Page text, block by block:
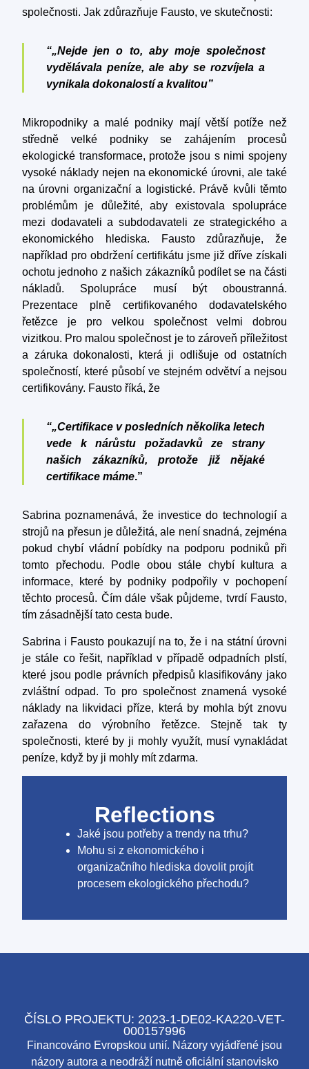
společnosti. Jak zdůrazňuje Fausto, ve skutečnosti:
“„Nejde jen o to, aby moje společnost
vydělávala peníze, ale aby se rozvíjela a
vynikala dokonalostí a kvalitou”
Mikropodniky a malé podniky mají větší potíže než
středně velké podniky se zahájením procesů
ekologické transformace, protože jsou s nimi spojeny
vysoké náklady nejen na ekonomické úrovni, ale také
na úrovni organizační a logistické. Právě kvůli těmto
problémům je důležité, aby existovala spolupráce
mezi dodavateli a subdodavateli ze strategického a
ekonomického hlediska. Fausto zdůrazňuje, že
například pro obdržení certifikátu jsme již dříve získali
ochotu jednoho z našich zákazníků podílet se na části
nákladů. Spolupráce musí být oboustranná.
Prezentace plně certifikovaného dodavatelského
řetězce je pro velkou společnost velmi dobrou
vizitkou. Pro malou společnost je to zároveň příležitost
a záruka dokonalosti, která ji odlišuje od ostatních
společností, které působí ve stejném odvětví a nejsou
certifikovány. Fausto říká, že
“„Certifikace v posledních několika letech
vede k nárůstu požadavků ze strany
našich zákazníků, protože již nějaké
certifikace máme.”
Sabrina poznamenává, že investice do technologií a
strojů na přesun je důležitá, ale není snadná, zejména
pokud chybí vládní pobídky na podporu podniků při
tomto přechodu. Podle obou stále chybí kultura a
informace, které by podniky podpořily v pochopení
těchto procesů. Čím dále však půjdeme, tvrdí Fausto,
tím zásadnější tato cesta bude.
Sabrina i Fausto poukazují na to, že i na státní úrovni
je stále co řešit, například v případě odpadních plstí,
které jsou podle právních předpisů klasifikovány jako
zvláštní odpad. To pro společnost znamená vysoké
náklady na likvidaci příze, která by mohla být znovu
zařazena do výrobního řetězce. Stejně tak ty
společnosti, které by ji mohly využít, musí vynakládat
peníze, když by ji mohly mít zdarma.
Reflections
Jaké jsou potřeby a trendy na trhu?
Mohu si z ekonomického i
organizačního hlediska dovolit projít
procesem ekologického přechodu?
ČÍSLO PROJEKTU: 2023-1-DE02-KA220-VET-
000157996
Financováno Evropskou unií. Názory vyjádřené jsou
názory autora a neodráží nutně oficiální stanovisko